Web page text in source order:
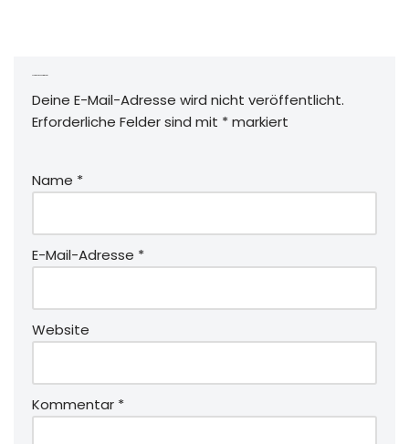
Deine E-Mail-Adresse wird nicht veröffentlicht.
Erforderliche Felder sind mit *markiert
Name *
E-Mail-Adresse *
Website
Kommentar *